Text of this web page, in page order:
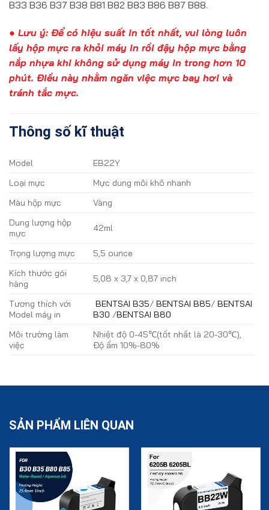
B33 B36 B37 B38 B81 B82 B83 B86 B87 B88.
● Lưu ý: Để có hiệu suất in tốt nhất, vui lòng luôn
lấy hộp mực ra khỏi máy in rồi đậy hộp mực bằng
nắp nhựa khi không sử dụng máy in trong hơn 10
phút. Điều này nhằm ngăn việc mực bay hơi và
tránh tắc mực.
Thông số kĩ thuật
Model
EB22Y
Loại mực
Mực dung môi khô nhanh
Màu hộp mực
Vàng
Dung lượng hộp
mực
42ml
Trọng lượng mực
5,5 ounce
Kích thước gói
hàng
5,08 x 3,7 x 0,87 inch
Tương thích với
Model máy in
BENTSAI B35/ BENTSAI B85/ BENTSAI
B30 /BENTSAI B80
Môi trường làm
việc
Nhiệt độ 0-45℃(tốt nhất là 20-30℃),
Độ ẩm 10%-80%
SẢN PHẨM LIÊN QUAN